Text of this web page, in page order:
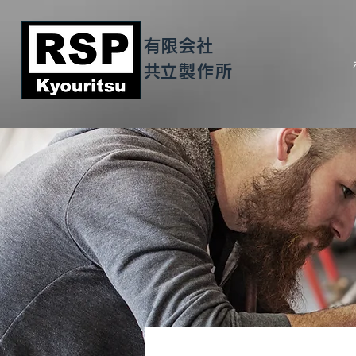
有限会社
​共立製作所